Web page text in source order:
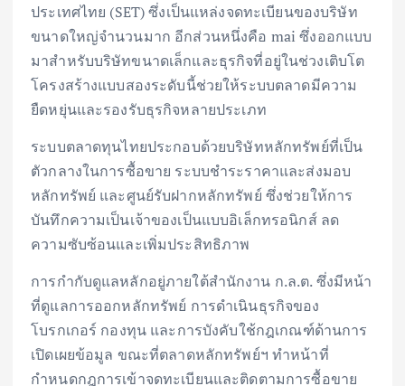
ประเทศไทย (SET) ซึ่งเป็นแหล่งจดทะเบียนของบริษัท
ขนาดใหญ่จำนวนมาก อีกส่วนหนึ่งคือ mai ซึ่งออกแบบ
มาสำหรับบริษัทขนาดเล็กและธุรกิจที่อยู่ในช่วงเติบโต
โครงสร้างแบบสองระดับนี้ช่วยให้ระบบตลาดมีความ
ยืดหยุ่นและรองรับธุรกิจหลายประเภท
ระบบตลาดทุนไทยประกอบด้วยบริษัทหลักทรัพย์ที่เป็น
ตัวกลางในการซื้อขาย ระบบชำระราคาและส่งมอบ
หลักทรัพย์ และศูนย์รับฝากหลักทรัพย์ ซึ่งช่วยให้การ
บันทึกความเป็นเจ้าของเป็นแบบอิเล็กทรอนิกส์ ลด
ความซับซ้อนและเพิ่มประสิทธิภาพ
การกำกับดูแลหลักอยู่ภายใต้สำนักงาน ก.ล.ต. ซึ่งมีหน้า
ที่ดูแลการออกหลักทรัพย์ การดำเนินธุรกิจของ
โบรกเกอร์ กองทุน และการบังคับใช้กฎเกณฑ์ด้านการ
เปิดเผยข้อมูล ขณะที่ตลาดหลักทรัพย์ฯ ทำหน้าที่
กำหนดกฎการเข้าจดทะเบียนและติดตามการซื้อขาย